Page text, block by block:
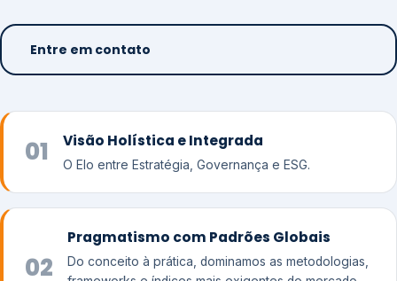
Entre em contato
01 Visão Holística e Integrada
O Elo entre Estratégia, Governança e ESG.
02
Pragmatismo com Padrões Globais
Do conceito à prática, dominamos as metodologias,